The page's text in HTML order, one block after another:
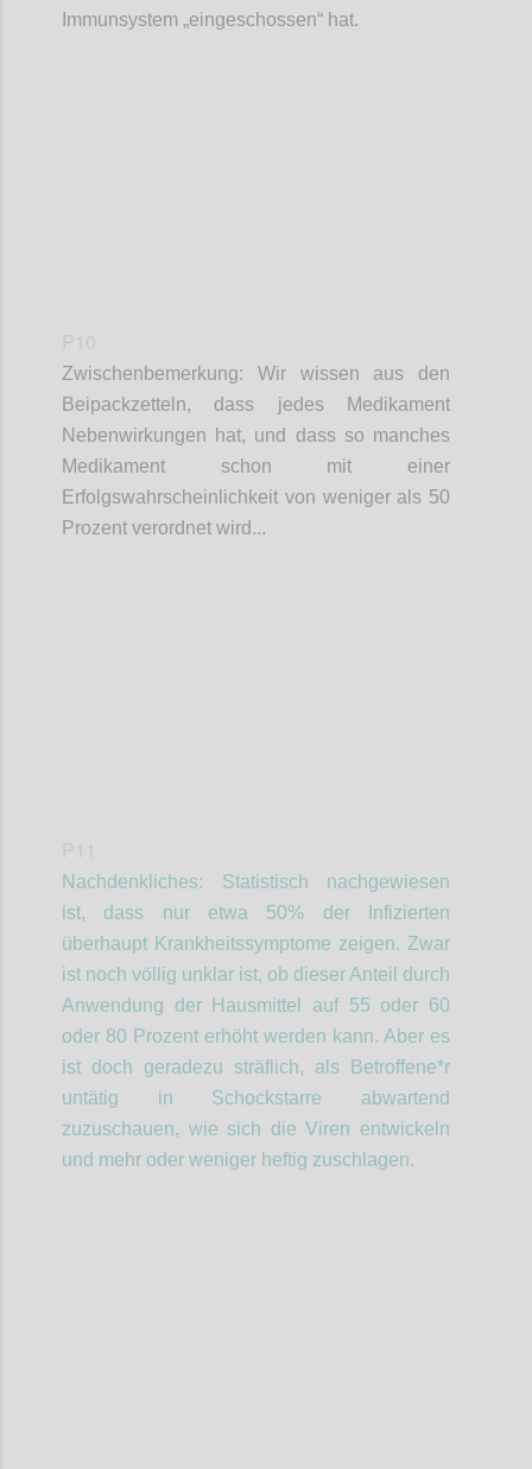
Immunsystem „eingeschossen“ hat.
Zwischenbemerkung: Wir wissen aus den
Beipackzetteln, dass jedesMedikament
Nebenwirkungen hat, und dass so manches
Medikament schon mit einer
Erfolgswahrscheinlichkeit von weniger als 50
Prozent verordnet wird...
Nachdenkliches: Statistisch nachgewiesen
ist, dass nur etwa 50% der Infizierten
überhaupt Krankheitssymptome zeigen. Zwar
ist noch völlig unklar ist, ob dieser Anteil durch
Anwendung der Hausmittel auf 55 oder 60
oder 80 Prozent erhöht werden kann. Aber es
ist doch geradezu sträflich, als Betroffene*r
untätig in Schockstarre abwartend
zuzuschauen, wie sich die Viren entwickeln
und mehr oder weniger heftig zuschlagen.